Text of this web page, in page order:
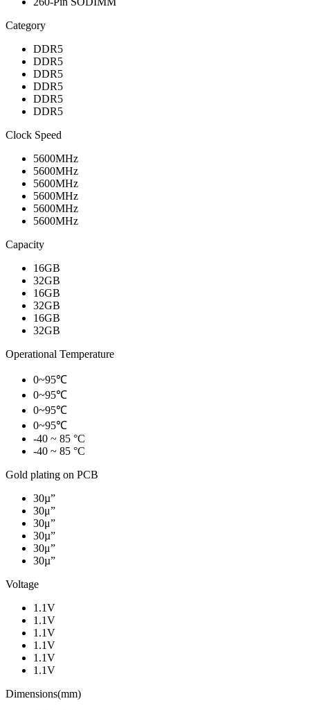
Category
DDR5
DDR5
DDR5
DDR5
DDR5
DDR5
Clock Speed
5600MHz
5600MHz
5600MHz
5600MHz
5600MHz
5600MHz
Capacity
16GB
32GB
16GB
32GB
16GB
32GB
Operational Temperature
0~95℃
0~95℃
0~95℃
0~95℃
-40 ~ 85 °C
-40 ~ 85 °C
Gold plating on PCB
30µ”
30μ”
30μ”
30µ”
30μ”
30µ”
Voltage
1.1V
1.1V
1.1V
1.1V
1.1V
1.1V
Dimensions(mm)